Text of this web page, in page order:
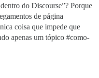
do Discourse”? Porque
de página
coisa que impede que
apenas um tópico #como-